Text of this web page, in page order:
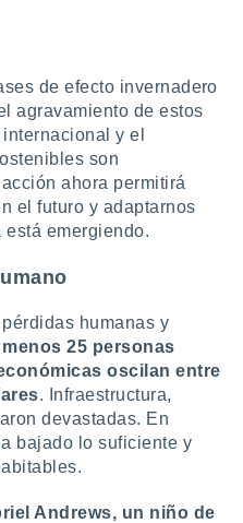
de efecto invernadero
agravamiento de estos
y el
son
ahora permitirá
el futuro y adaptarnos
está emergiendo.
humanas y
25 personas
oscilan entre
. Infraestructura,
devastadas. En
bajado lo suficiente y
Andrews, un niño de